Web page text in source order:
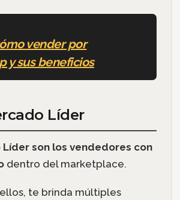
vender por
y sus beneficios
Líder
son los vendedores con
dentro del marketplace.
te brinda múltiples